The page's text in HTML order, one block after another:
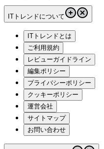
ITトレンドについて
ITトレンドとは
ご利用規約
レビューガイドライン
編集ポリシー
プライバシーポリシー
クッキーポリシー
運営会社
サイトマップ
お問い合わせ